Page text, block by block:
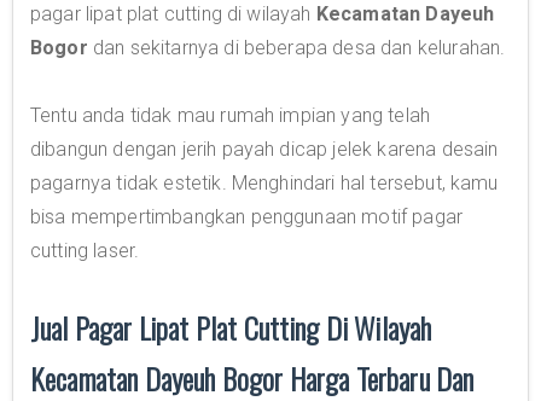
pagar lipat plat cutting di wilayah Kecamatan Dayeuh
Bogor dan sekitarnya di beberapa desa dan kelurahan.
Tentu anda tidak mau rumah impian yang telah
dibangun dengan jerih payah dicap jelek karena desain
pagarnya tidak estetik. Menghindari hal tersebut, kamu
bisa mempertimbangkan penggunaan motif pagar
cutting laser.
Jual Pagar Lipat Plat Cutting Di Wilayah
Kecamatan Dayeuh Bogor Harga Terbaru Dan